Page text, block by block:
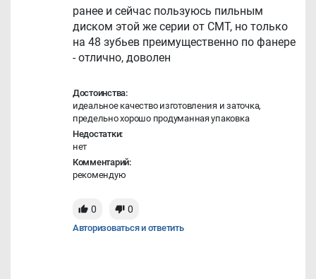
ранее и сейчас пользуюсь пильным
диском этой же серии от CMT, но только
на 48 зубьев преимущественно по фанере
- отлично, доволен
Достоинства:
идеальное качество изготовления и заточка,
предельно хорошо продуманная упаковка
Недостатки:
нет
Комментарий:
рекомендую
0 0
Авторизоваться и ответить